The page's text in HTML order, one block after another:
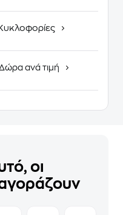
ανά τιμή
οι